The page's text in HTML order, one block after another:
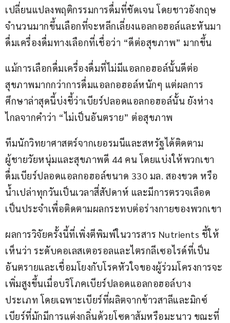
เปลี่ยนแปลงพฤติกรรมการดื่มที่ชัดเจน โดยชาวอังกฤษ
จำนวนมากขึ้นเลือกที่จะหลีกเลี่ยงแอลกอฮอล์และหันมา
ดื่มเครื่องดื่มทางเลือกที่เชื่อว่า “ดีต่อสุขภาพ” มากขึ้น
แม้การเลือกดื่มเครื่องดื่มที่ไม่มีแอลกอฮอล์นั้นดีต่อ
สุขภาพมากกว่าการดื่มแอลกอฮอล์หนักๆ แต่ผลการ
ศึกษาล่าสุดนี้บ่งชี้ว่าเบียร์ปลอดแอลกอฮอล์นั้น ยังห่าง
ไกลจากคำว่า “ไม่เป็นอันตราย” ต่อสุขภาพ
ทีมนักวิทยาศาสตร์จากเยอรมนีและสหรัฐได้ติดตาม
ผู้ชายวัยหนุ่มและสุขภาพดี 44 คน โดยแบ่งให้พวกเขา
ดื่มเบียร์ปลอดแอลกอฮอล์ขนาด 330 มล. สองขวด หรือ
น้ำเปล่าทุกวันเป็นเวลาสี่สัปดาห์ และมีการตรวจเลือด
เป็นประจำเพื่อติดตามผลกระทบต่อร่างกายของพวกเขา
ผลการวิจัยครั้งนี้ที่เพิ่งตีพิมพ์ในวารสาร Nutrients ชี้ให้
เห็นว่า ระดับคอเลสเตอรอลและไตรกลีเซอไรด์ที่เป็น
อันตรายและเชื่อมโยงกับโรคหัวใจของผู้ร่วมโครงการจะ
เพิ่มสูงขึ้นเมื่อบริโภคเบียร์ปลอดแอลกอฮอล์บาง
ประเภท โดยเฉพาะเบียร์ที่ผลิตจากข้าวสาลีและมิกซ์
เบียร์ที่มักมีการแต่งกลิ่นด้วยโซดาส้มหรือมะนาว ขณะที่